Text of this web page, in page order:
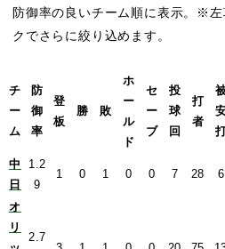
防御率の良いチーム順に表示。※
クでさらに絞り込めます。
チ
ー
ム
防
御
率
登
板
勝 敗
ホ
ー
ル
ド
セ
ー
ブ
投
球
回
打
者
中
日
1.2
9
1 0 1 0 0 7 28 6
オ
リ
2.7